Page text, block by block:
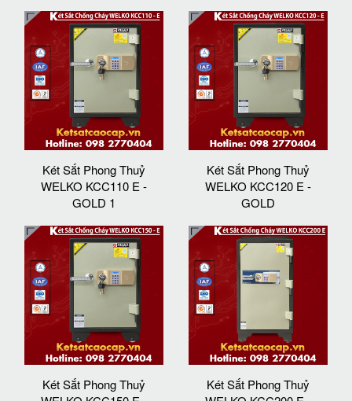
Két Sắt Phong Thuỷ
WELKO KCC110 E -
GOLD 1
Két Sắt Phong Thuỷ
WELKO KCC120 E -
GOLD
Két Sắt Phong Thuỷ
Két Sắt Phong Thuỷ